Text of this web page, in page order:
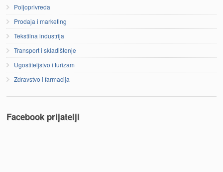
Poljoprivreda
Prodaja i marketing
Tekstilna industrija
Transport i skladištenje
Ugostiteljstvo i turizam
Zdravstvo i farmacija
Facebook prijatelji